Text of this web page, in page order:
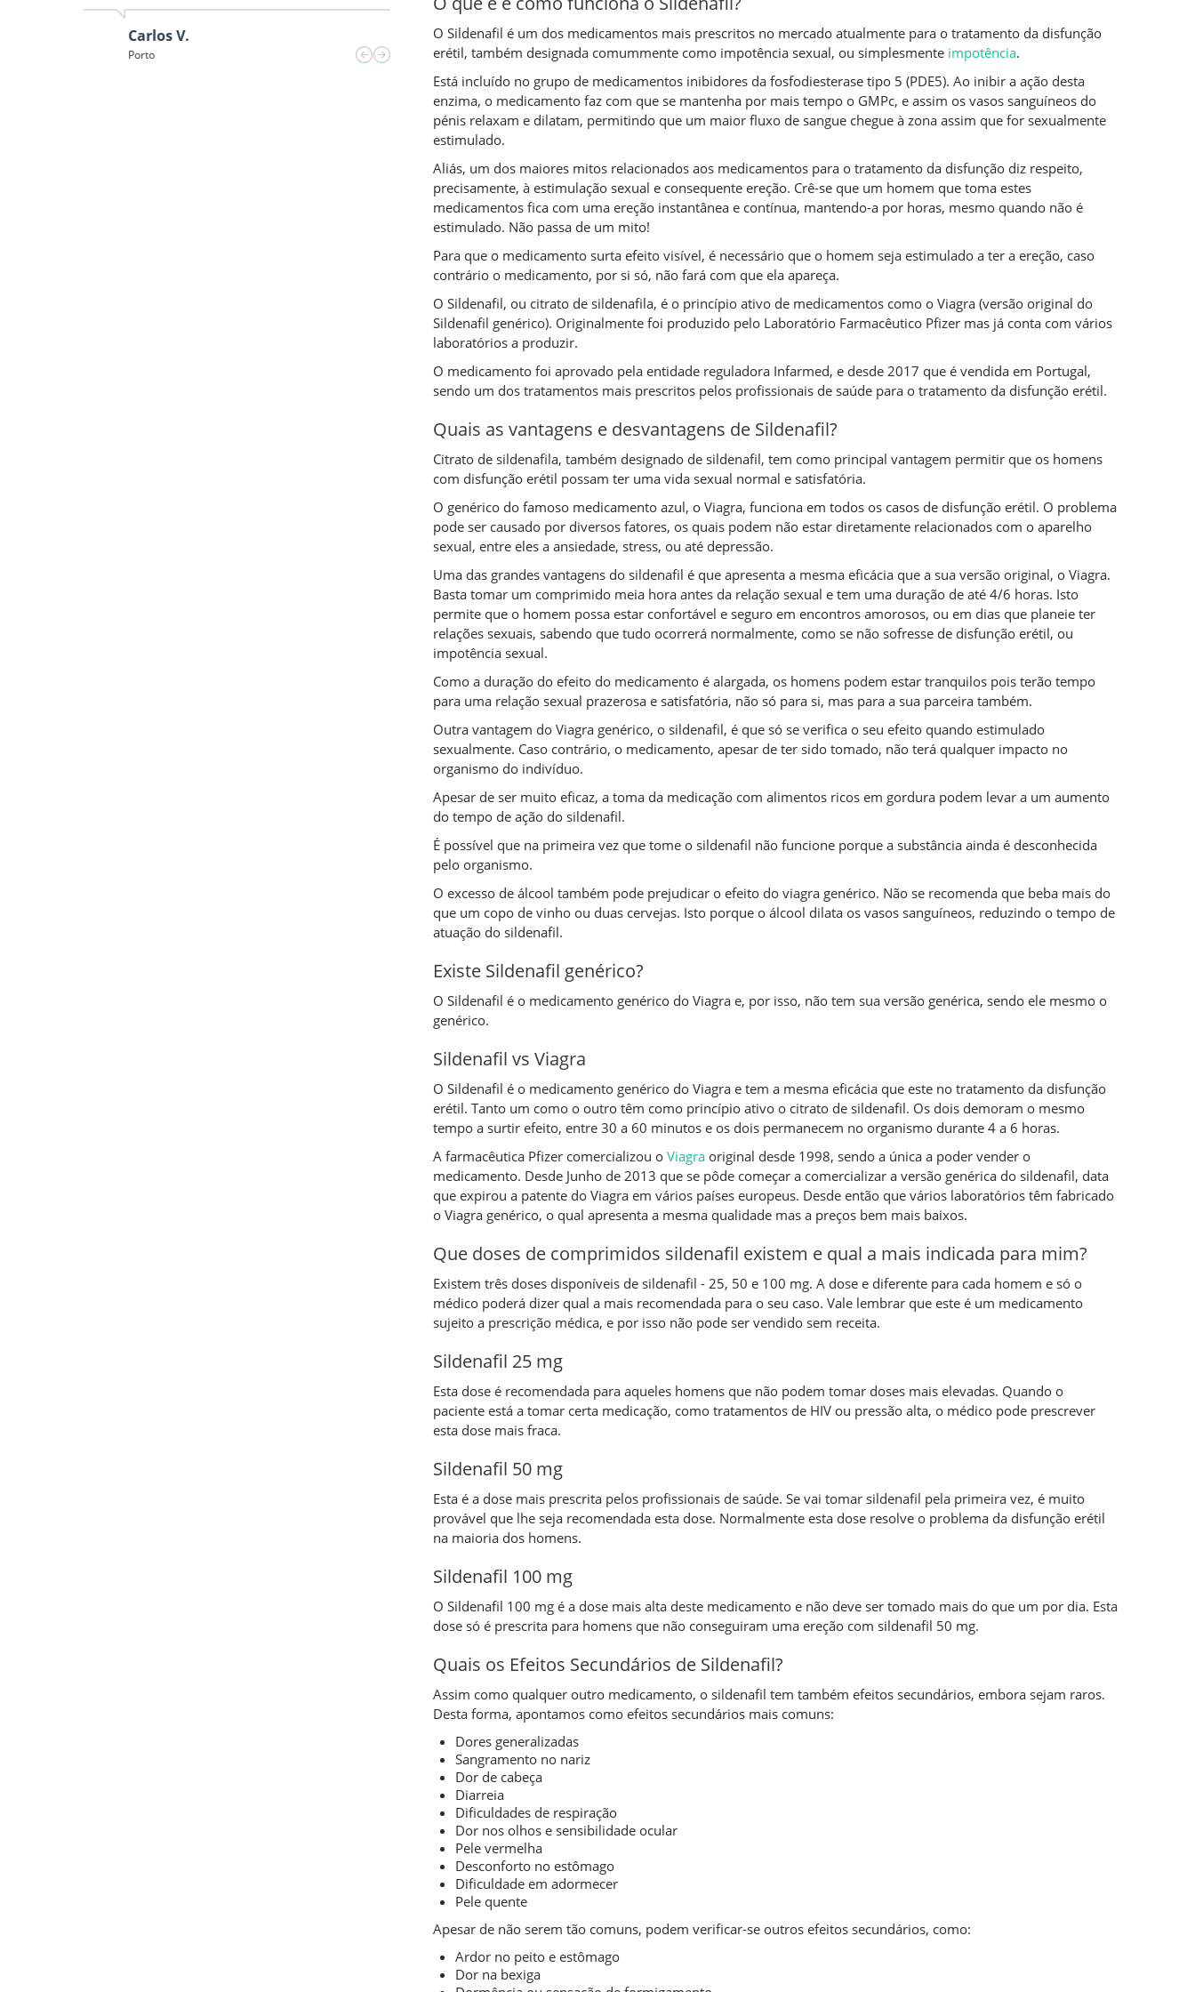
O Sildenafil é um dos medicamentos mais prescritos no mercado atualmente para o tratamento da disfunção
erétil, também designada comummente como impotência sexual, ou simplesmente impotência.
Está incluído no grupo de medicamentos inibidores da fosfodiesterase tipo 5 (PDE5). Ao inibir a ação desta
enzima, o medicamento faz com que se mantenha por mais tempo o GMPc, e assim os vasos sanguíneos do
pénis relaxam e dilatam, permitindo que um maior fluxo de sangue chegue à zona assim que for sexualmente
estimulado.
Aliás, um dos maiores mitos relacionados aos medicamentos para o tratamento da disfunção diz respeito,
precisamente, à estimulação sexual e consequente ereção. Crê-se que um homem que toma estes
medicamentos fica com uma ereção instantânea e contínua, mantendo-a por horas, mesmo quando não é
estimulado. Não passa de um mito!
Para que o medicamento surta efeito visível, é necessário que o homem seja estimulado a ter a ereção, caso
contrário o medicamento, por si só, não fará com que ela apareça.
O Sildenafil, ou citrato de sildenafila, é o princípio ativo de medicamentos como o Viagra (versão original do
Sildenafil genérico). Originalmente foi produzido pelo Laboratório Farmacêutico Pfizer mas já conta com vários
laboratórios a produzir.
O medicamento foi aprovado pela entidade reguladora Infarmed, e desde 2017 que é vendida em Portugal,
sendo um dos tratamentos mais prescritos pelos profissionais de saúde para o tratamento da disfunção erétil.
Quais as vantagens e desvantagens de Sildenafil?
Citrato de sildenafila, também designado de sildenafil, tem como principal vantagem permitir que os homens
com disfunção erétil possam ter uma vida sexual normal e satisfatória.
O genérico do famoso medicamento azul, o Viagra, funciona em todos os casos de disfunção erétil. O problema
pode ser causado por diversos fatores, os quais podem não estar diretamente relacionados com o aparelho
sexual, entre eles a ansiedade, stress, ou até depressão.
Uma das grandes vantagens do sildenafil é que apresenta a mesma eficácia que a sua versão original, o Viagra.
Basta tomar um comprimido meia hora antes da relação sexual e tem uma duração de até 4/6 horas. Isto
permite que o homem possa estar confortável e seguro em encontros amorosos, ou em dias que planeie ter
relações sexuais, sabendo que tudo ocorrerá normalmente, como se não sofresse de disfunção erétil, ou
impotência sexual.
Como a duração do efeito do medicamento é alargada, os homens podem estar tranquilos pois terão tempo
para uma relação sexual prazerosa e satisfatória, não só para si, mas para a sua parceira também.
Outra vantagem do Viagra genérico, o sildenafil, é que só se verifica o seu efeito quando estimulado
sexualmente. Caso contrário, o medicamento, apesar de ter sido tomado, não terá qualquer impacto no
organismo do indivíduo.
Apesar de ser muito eficaz, a toma da medicação com alimentos ricos em gordura podem levar a um aumento
do tempo de ação do sildenafil.
É possível que na primeira vez que tome o sildenafil não funcione porque a substância ainda é desconhecida
pelo organismo.
O excesso de álcool também pode prejudicar o efeito do viagra genérico. Não se recomenda que beba mais do
que um copo de vinho ou duas cervejas. Isto porque o álcool dilata os vasos sanguíneos, reduzindo o tempo de
atuação do sildenafil.
Existe Sildenafil genérico?
O Sildenafil é o medicamento genérico do Viagra e, por isso, não tem sua versão genérica, sendo ele mesmo o
genérico.
Sildenafil vs Viagra
O Sildenafil é o medicamento genérico do Viagra e tem a mesma eficácia que este no tratamento da disfunção
erétil. Tanto um como o outro têm como princípio ativo o citrato de sildenafil. Os dois demoram o mesmo
tempo a surtir efeito, entre 30 a 60 minutos e os dois permanecem no organismo durante 4 a 6 horas.
A farmacêutica Pfizer comercializou o Viagra original desde 1998, sendo a única a poder vender o
medicamento. Desde Junho de 2013 que se pôde começar a comercializar a versão genérica do sildenafil, data
que expirou a patente do Viagra em vários países europeus. Desde então que vários laboratórios têm fabricado
o Viagra genérico, o qual apresenta a mesma qualidade mas a preços bem mais baixos.
Que doses de comprimidos sildenafil existem e qual a mais indicada para mim?
Existem três doses disponíveis de sildenafil - 25, 50 e 100 mg. A dose e diferente para cada homem e só o
médico poderá dizer qual a mais recomendada para o seu caso. Vale lembrar que este é um medicamento
sujeito a prescrição médica, e por isso não pode ser vendido sem receita.
Sildenafil 25 mg
Esta dose é recomendada para aqueles homens que não podem tomar doses mais elevadas. Quando o
paciente está a tomar certa medicação, como tratamentos de HIV ou pressão alta, o médico pode prescrever
esta dose mais fraca.
Sildenafil 50 mg
Esta é a dose mais prescrita pelos profissionais de saúde. Se vai tomar sildenafil pela primeira vez, é muito
provável que lhe seja recomendada esta dose. Normalmente esta dose resolve o problema da disfunção erétil
na maioria dos homens.
Sildenafil 100 mg
O Sildenafil 100 mg é a dose mais alta deste medicamento e não deve ser tomado mais do que um por dia. Esta
dose só é prescrita para homens que não conseguiram uma ereção com sildenafil 50 mg.
Quais os Efeitos Secundários de Sildenafil?
Assim como qualquer outro medicamento, o sildenafil tem também efeitos secundários, embora sejam raros.
Desta forma, apontamos como efeitos secundários mais comuns:
Dores generalizadas
Sangramento no nariz
Dor de cabeça
Diarreia
Dificuldades de respiração
Dor nos olhos e sensibilidade ocular
Pele vermelha
Desconforto no estômago
Dificuldade em adormecer
Pele quente
Apesar de não serem tão comuns, podem verificar-se outros efeitos secundários, como:
Ardor no peito e estômago
Dor na bexiga
Carlos V.
Porto
Aveiro